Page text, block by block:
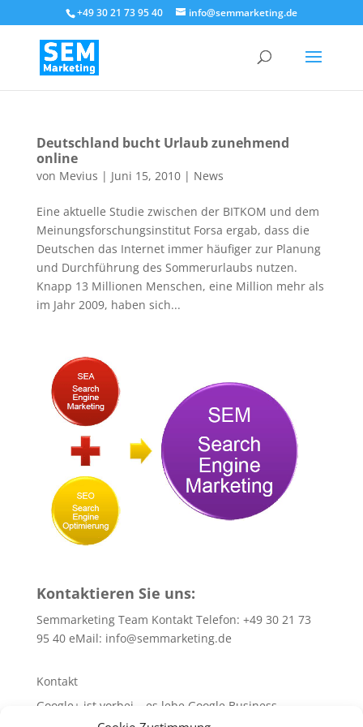
+49 30 21 73 95 40 info@semmarketing.de
Deutschland bucht Urlaub zunehmend
online
von Mevius | Juni 15, 2010| News
Eine aktuelle Studie zwischen der BITKOM und dem
Meinungsforschungsinstitut Forsa ergab, dass die
Deutschen das Internet immer häufiger zur Planung
und Durchführung des Sommerurlaubs nutzen.
Knapp 13 Millionen Menschen, eine Million mehr als
im Jahr 2009, haben sich...
Kontaktieren Sie uns:
Semmarketing Team Kontakt Telefon: +49 30 21 73
95 40 eMail: info@semmarketing.de
Kontakt
Google+ ist vorbei – es lebe Google Business